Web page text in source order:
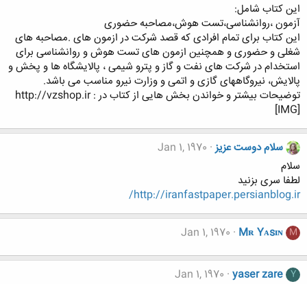
این کتاب شامل:
آزمون ،روانشناسی،تست هوش،مصاحبه حضوری
این کتاب برای تمام افرادی که قصد شرکت در ازمون های .مصاحبه های
شغلی و حضوری و همچنین ازمون های تست هوش و روانشناسی برای
استخدام در شرکت های نفت و گاز و پترو شیمی ، پالایشگاه ها و پخش و
پالایش، نیروگاههای گازی و اتمی و وزارت نیرو مناسب می باشد.
توضیحات بیشتر و خواندن بخش هایی از کتاب در : http://vzshop.ir
[IMG]
سلام دوست عزیز Jan 1, 1970
سلام
لطفا سری بزنید
http://iranfastpaper.persianblog.ir/
M
Mʀ Yᴀsɪɴ
Jan 1, 1970
Y
yaser zare
Jan 1, 1970